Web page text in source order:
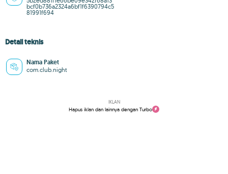
bcf0b736a2324a6bf1f6390794c5
81991f694
Detail teknis
Nama Paket
com.club.night
IKLAN
Hapus iklan dan lainnya dengan Turbo